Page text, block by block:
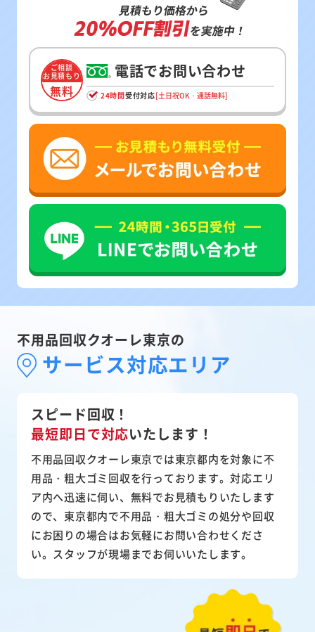
見積もり価格から
20%OFF割引を実施中！
ご相談
お見積もり
無料
電話でお問い合わせ
24時間受付対応[土日祝OK・通話無料]
不用品回収クオーレ東京の
サービス対応エリア
スピード回収！
最短即日で対応いたします！
不用品回収クオーレ東京では東京都内を対象に不
用品・粗大ゴミ回収を行っております。対応エリ
ア内へ迅速に伺い、無料でお見積もりいたします
ので、東京都内で不用品・粗大ゴミの処分や回収
にお困りの場合はお気軽にお問い合わせくださ
い。スタッフが現場までお伺いいたします。